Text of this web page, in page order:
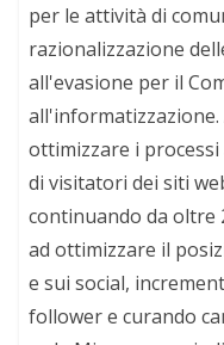
per le attività di
razionalizzazione
all'evasione per il
ottimizzare i
di visitatori dei siti
continuando da oltre
ad ottimizzare il
e sui social,
follower e curando